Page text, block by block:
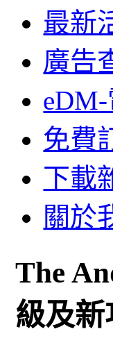
最新
廣告
免費
下載
關於
The
級及